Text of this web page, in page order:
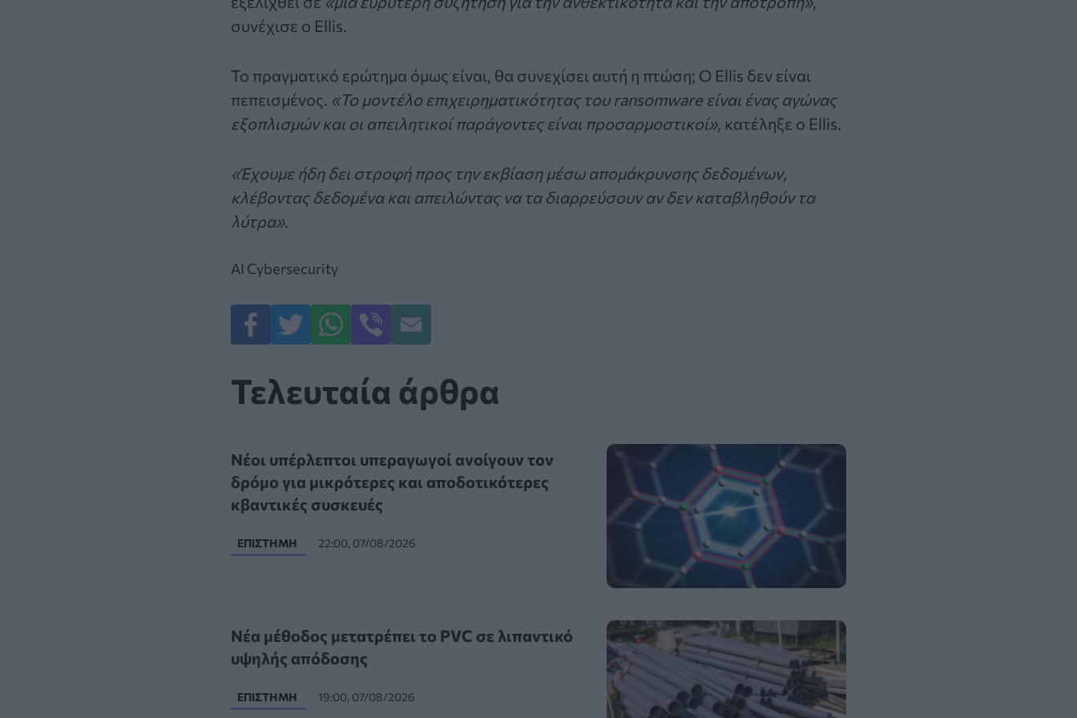
συνέχισε ο Ellis.
Το πραγματικό ερώτημα όμως είναι, θα συνεχίσει αυτή η πτώση; Ο Ellis δεν είναι
πεπεισμένος. «Το μοντέλο επιχειρηματικότητας του ransomware είναι ένας αγώνας
εξοπλισμών και οι απειλητικοί παράγοντες είναι προσαρμοστικοί», κατέληξε ο Ellis.
«Έχουμε ήδη δει στροφή προς την εκβίαση μέσω απομάκρυνσης δεδομένων,
κλέβοντας δεδομένα και απειλώντας να τα διαρρεύσουν αν δεν καταβληθούν τα
λύτρα».
AI Cybersecurity
Τελευταία άρθρα
Νέοι υπέρλεπτοι υπεραγωγοί ανοίγουν τον
δρόμο για μικρότερες και αποδοτικότερες
κβαντικές συσκευές
ΕΠΙΣΤΉΜΗ 22:00, 07/08/2026
Νέα μέθοδος μετατρέπει το PVC σε λιπαντικό
υψηλής απόδοσης
ΕΠΙΣΤΉΜΗ 19:00, 07/08/2026